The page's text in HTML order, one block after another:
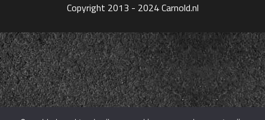
Copyright 2013 - 2024 Carnold.nl